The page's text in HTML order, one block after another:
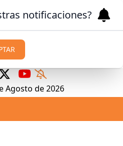
Agosto de 2026
notificaciones?